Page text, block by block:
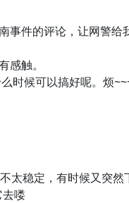
事件的评论，让网警
感触。
时候可以搞好呢。烦
太稳定，有时候又突然
喽